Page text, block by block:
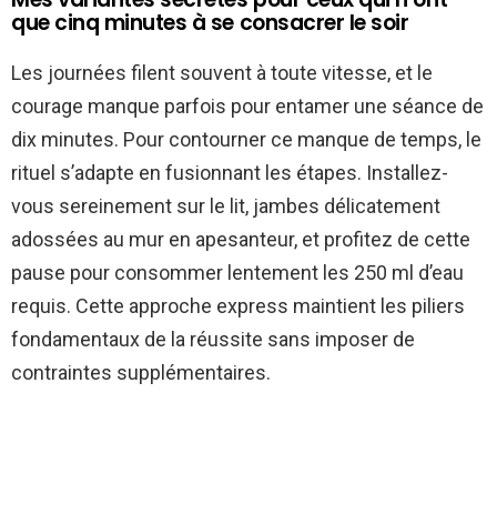
que cinq minutes à se consacrer le soir
Les journées filent souvent à toute vitesse, et le
courage manque parfois pour entamer une séance de
dix minutes. Pour contourner ce manque de temps, le
rituel s’adapte en fusionnant les étapes. Installez-
vous sereinement sur le lit, jambes délicatement
adossées au mur en apesanteur, et profitez de cette
pause pour consommer lentement les 250 ml d’eau
requis. Cette approche express maintient les piliers
fondamentaux de la réussite sans imposer de
contraintes supplémentaires.